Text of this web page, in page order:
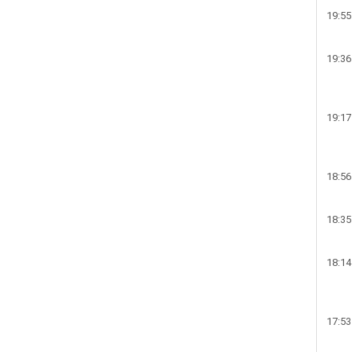
19:55
19:36
19:17
18:56
18:35
18:14
17:53